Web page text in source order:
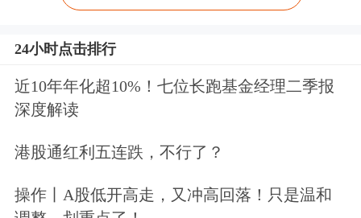
24小时点击排行
近10年年化超10%！七位长跑基金经理二季报
深度解读
港股通红利五连跌，不行了？
操作丨A股低开高走，又冲高回落！只是温和